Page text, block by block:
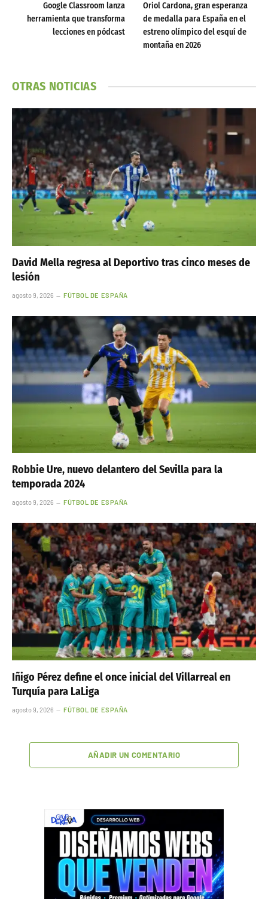
Google Classroom lanza
herramienta que transforma
lecciones en pódcast
Oriol Cardona, gran esperanza
de medalla para España en el
estreno olímpico del esquí de
montaña en 2026
OTRAS NOTICIAS
David Mella regresa al Deportivo tras cinco meses de
lesión
agosto 9, 2026 FÚTBOL DE ESPAÑA
Robbie Ure, nuevo delantero del Sevilla para la
temporada 2024
agosto 9, 2026 FÚTBOL DE ESPAÑA
Iñigo Pérez define el once inicial del Villarreal en
Turquía para LaLiga
agosto 9, 2026 FÚTBOL DE ESPAÑA
AÑADIR UN COMENTARIO